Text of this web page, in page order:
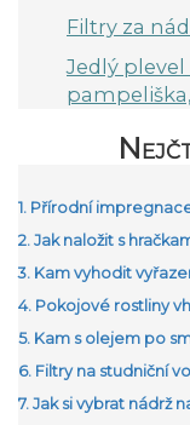
Filtry za
Jedlý plevel
1. Přírodní
2. Jak naložit s
3. Kam vyhodit
4. Pokojové rostliny
5. Kam s olejem po
6. Filtry na studniční
7. Jak si vybrat nádrž